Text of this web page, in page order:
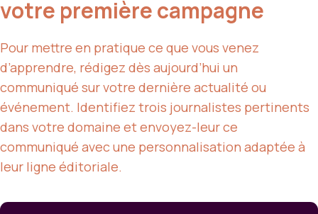
votre première campagne
Pour mettre en pratique ce que vous venez
d’apprendre, rédigez dès aujourd’hui un
communiqué sur votre dernière actualité ou
événement. Identifiez trois journalistes pertinents
dans votre domaine et envoyez-leur ce
communiqué avec une personnalisation adaptée à
leur ligne éditoriale.